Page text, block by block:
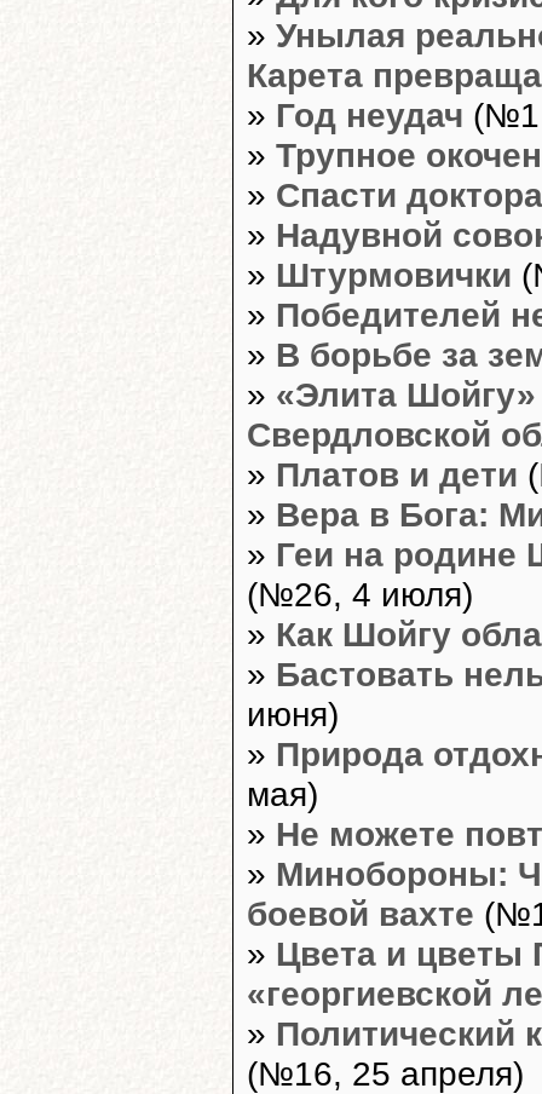
» Унылая
Карета
» Год неудач
» Трупное
» Спасти доктора
» Надувной
» Штурмовички
» Победителей
» В борьбе за
» «Элита
Свердловской
» Платов и дети
» Вера в Бога:
» Геи на родине
(№26, 4 июля)
» Как Шойгу
» Бастовать
июня)
» Природа
мая)
» Не можете
» Минобороны:
боевой вахте
» Цвета и цветы
«георгиевской
» Политический
(№16, 25 апреля)